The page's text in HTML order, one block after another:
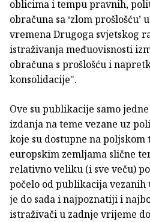
oblicima i tempu pravnih,
obračuna sa ‘zlom
vremena Drugoga svjetskog
istraživanja međuovisnosti
obračuna s prošlošću i
konsolidacije".
Ove su publikacije samo
izdanja na teme vezane uz
koje su dostupne na
europskim zemljama slične
relativno veliku (i sve veču)
počelo od publikacija
je do sada i najpoznatiji i
istraživači u zadnje vrijeme